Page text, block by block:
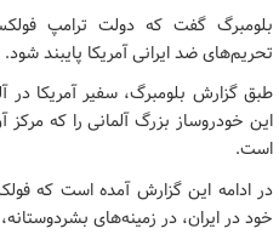
بلومبرگ گفت که دولت ترامپ
تحریم‌های ضد ایرانی آمریکا پایبند شود.
طبق گزارش بلومبرگ، سفیر آمریکا در
این خودروساز بزرگ آلمانی را که
است.
در ادامه این گزارش آمده است که
خود در ایران، در زمینه‌های